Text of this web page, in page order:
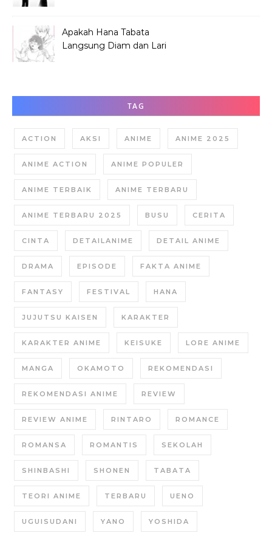
Apakah Hana Tabata
Langsung Diam dan Lari
TAG
ACTION AKSI ANIME ANIME 2025
ANIME ACTION ANIME POPULER
ANIME TERBAIK ANIME TERBARU
ANIME TERBARU 2025 BUSU CERITA
CINTA DETAILANIME DETAIL ANIME
DRAMA EPISODE FAKTA ANIME
FANTASY FESTIVAL HANA
JUJUTSU KAISEN KARAKTER
KARAKTER ANIME KEISUKE LORE ANIME
MANGA OKAMOTO REKOMENDASI
REKOMENDASI ANIME REVIEW
REVIEW ANIME RINTARO ROMANCE
ROMANSA ROMANTIS SEKOLAH
SHINBASHI SHONEN TABATA
TEORI ANIME TERBARU UENO
UGUISUDANI YANO YOSHIDA